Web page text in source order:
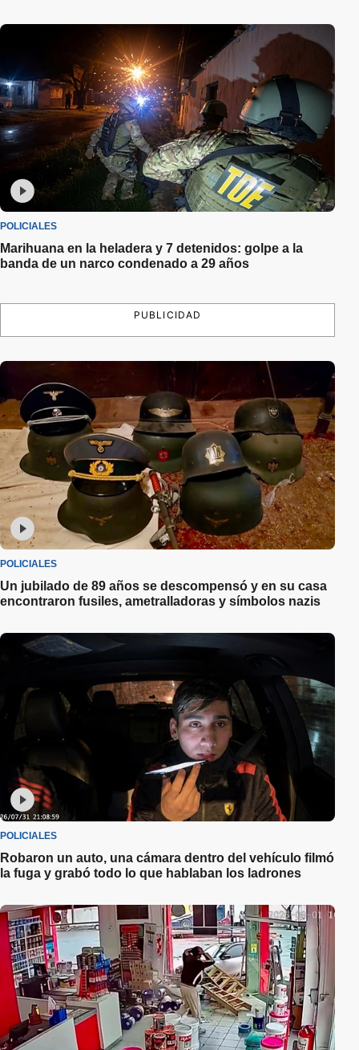
POLICIALES
Marihuana en la heladera y 7 detenidos: golpe a la
banda de un narco condenado a 29 años
PUBLICIDAD
POLICIALES
Un jubilado de 89 años se descompensó y en su casa
encontraron fusiles, ametralladoras y símbolos nazis
POLICIALES
Robaron un auto, una cámara dentro del vehículo filmó
la fuga y grabó todo lo que hablaban los ladrones